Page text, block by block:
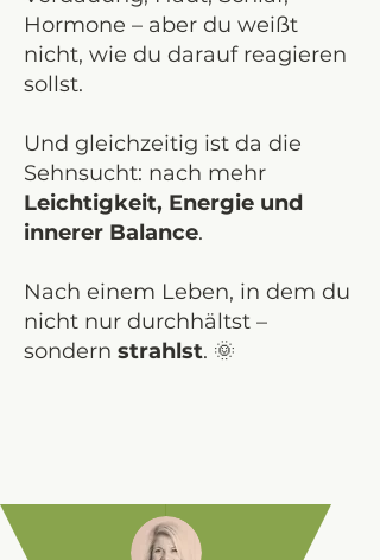
Hormone – aber du weißt
nicht, wie du darauf reagieren
sollst.
Und gleichzeitig ist da die
Sehnsucht: nach mehr
Leichtigkeit, Energie und
innerer Balance.
Nach einem Leben, in dem du
nicht nur durchhältst –
sondern strahlst. 🌞